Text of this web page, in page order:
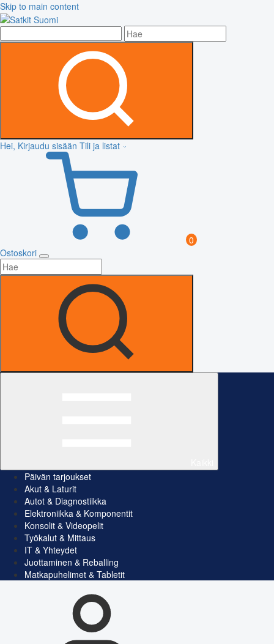
Skip to main content
Hei, Kirjaudu sisään Tili ja listat
0
Ostoskori
Päivän tarjoukset
Akut & Laturit
Autot & Diagnostiikka
Elektroniikka & Komponentit
Konsolit & Videopelit
Työkalut & Mittaus
IT & Yhteydet
Juottaminen & Reballing
Matkapuhelimet & Tabletit